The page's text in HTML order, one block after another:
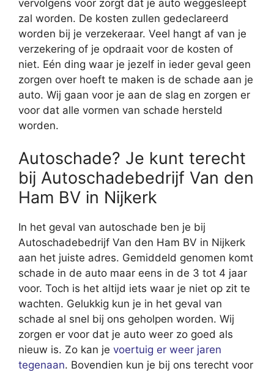
vervolgens voor zorgt dat je auto weggesleept
zal worden. De kosten zullen gedeclareerd
worden bij je verzekeraar. Veel hangt af van je
verzekering of je opdraait voor de kosten of
niet. Eén ding waar je jezelf in ieder geval geen
zorgen over hoeft te maken is de schade aan je
auto. Wij gaan voor je aan de slag en zorgen er
voor dat alle vormen van schade hersteld
worden.
Autoschade? Je kunt terecht
bij Autoschadebedrijf Van den
Ham BV in Nijkerk
In het geval van autoschade ben je bij
Autoschadebedrijf Van den Ham BV in Nijkerk
aan het juiste adres. Gemiddeld genomen komt
schade in de auto maar eens in de 3 tot 4 jaar
voor. Toch is het altijd iets waar je niet op zit te
wachten. Gelukkig kun je in het geval van
schade al snel bij ons geholpen worden. Wij
zorgen er voor dat je auto weer zo goed als
nieuw is. Zo kan je voertuig er weer jaren
tegenaan. Bovendien kun je bij ons terecht voor